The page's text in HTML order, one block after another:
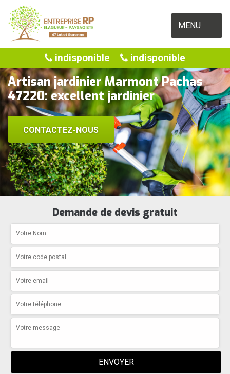
MENU
indisponible indisponible
Artisan jardinier Marmont Pachas
47220: excellent jardinier
CONTACTEZ-NOUS
Demande de devis gratuit